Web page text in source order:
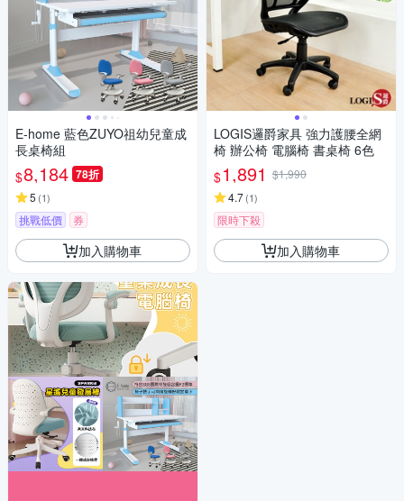
E-home 藍色ZUYO祖幼兒童成
長桌椅組
$8,184 78折
5 (1)
挑戰低價 券
加入購物車
LOGIS邏爵家具 強力護腰全網
椅 辦公椅 電腦椅 書桌椅 6色
$1,891 $1,990
4.7(1)
限時下殺
加入購物車